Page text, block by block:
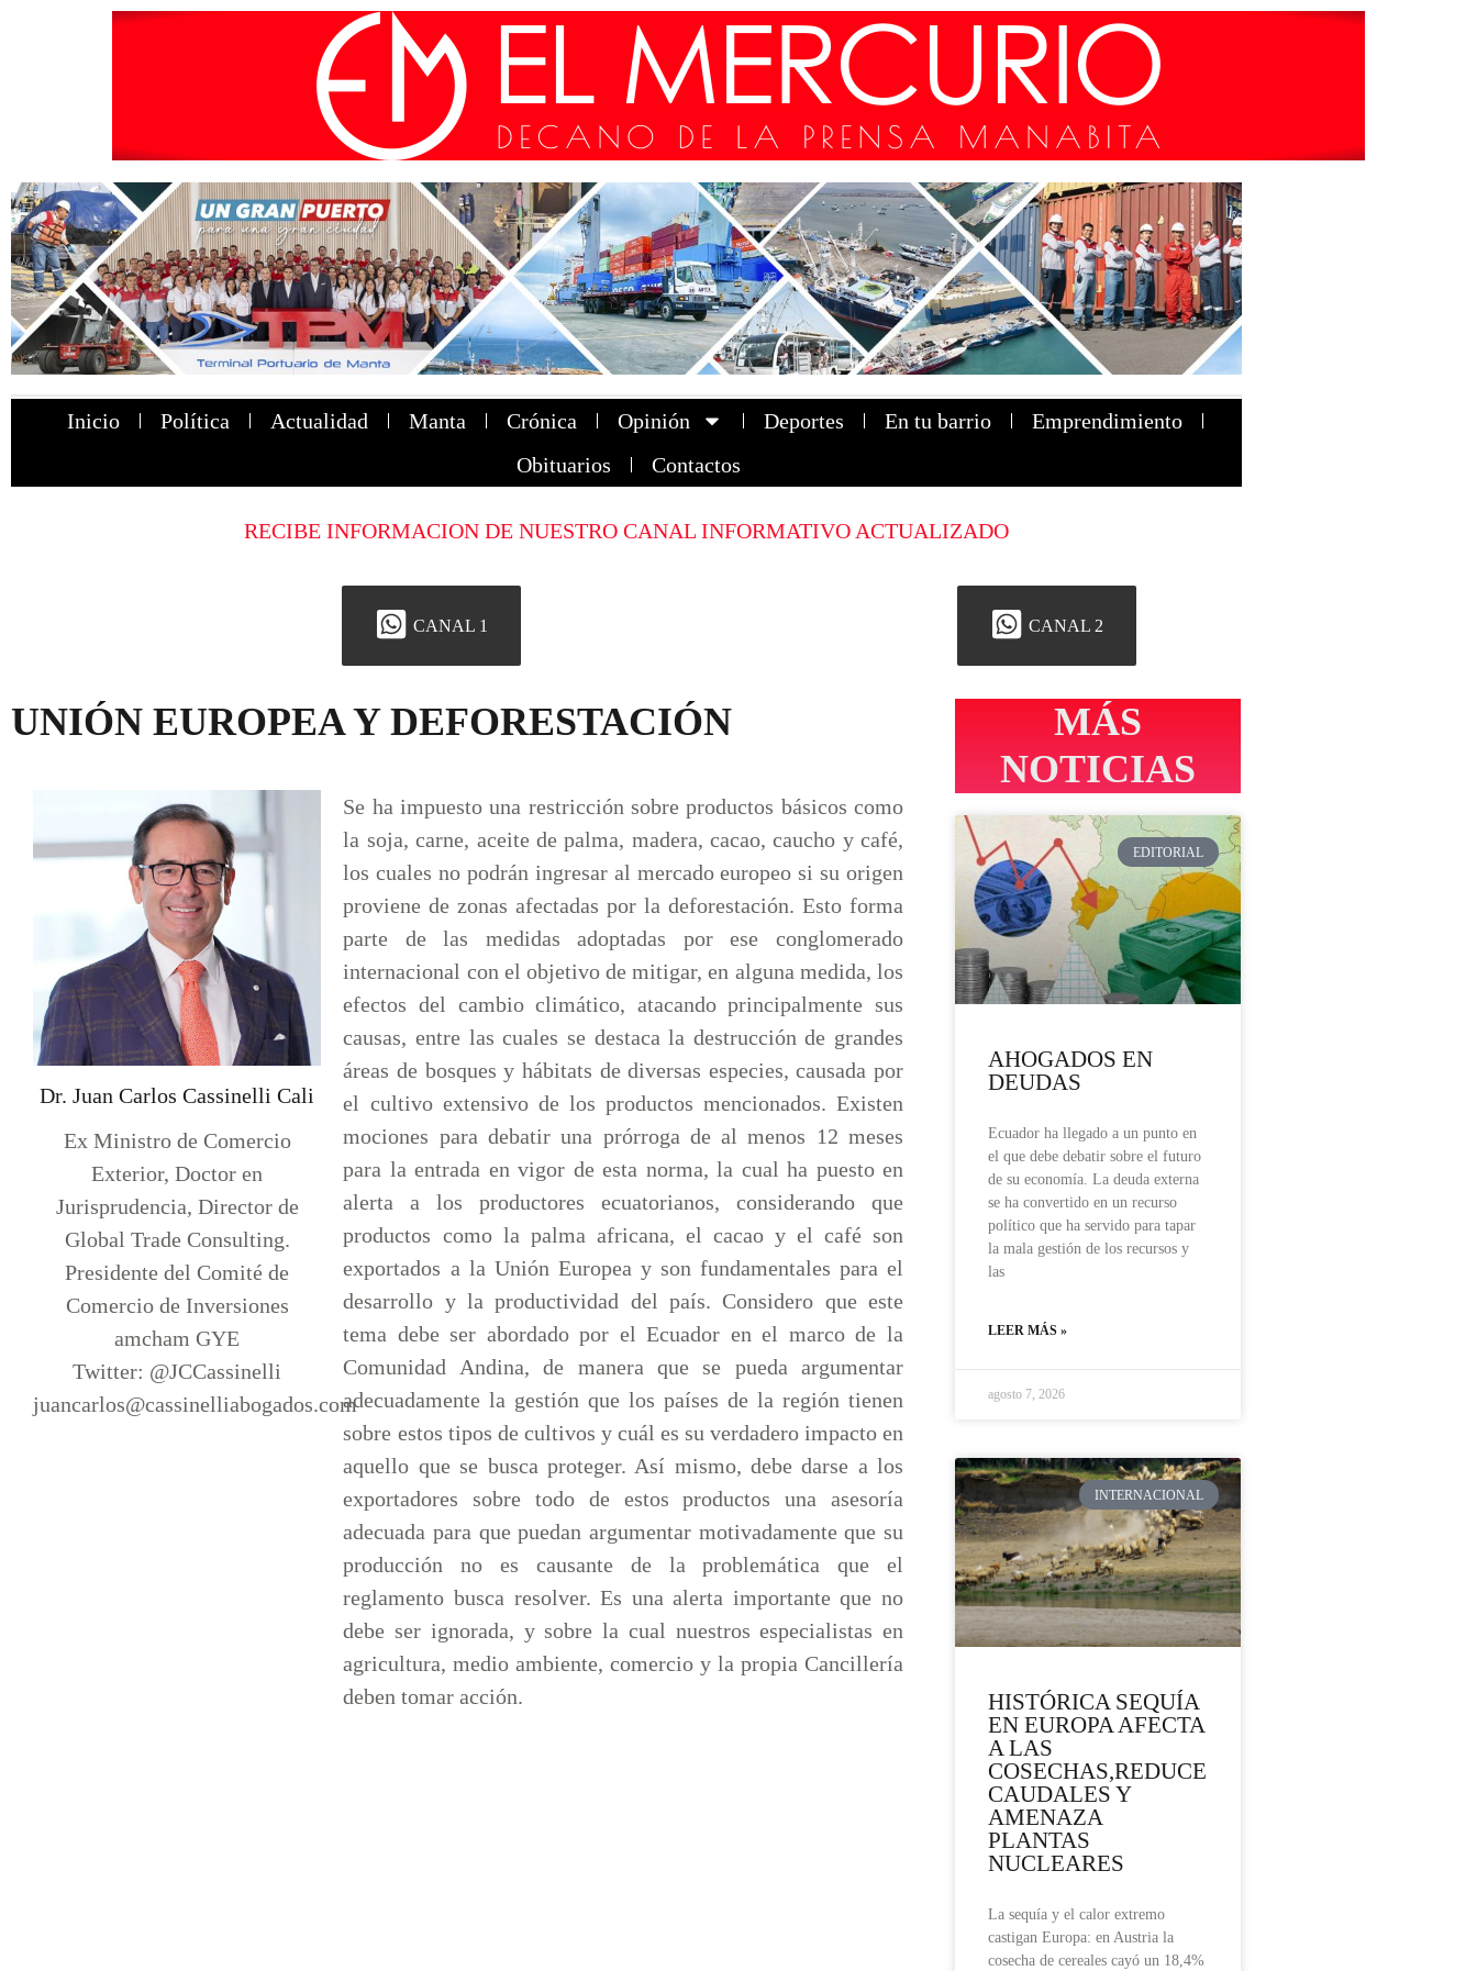
Inicio Política Actualidad Manta Crónica Opinión Deportes En tu barrio
Emprendimiento
Obituarios
Contactos
RECIBE INFORMACION DE NUESTRO CANAL INFORMATIVO ACTUALIZADO
CANAL 1 CANAL 2
UNIÓN EUROPEA Y DEFORESTACIÓN
Dr. Juan Carlos Cassinelli Cali
Ex Ministro de Comercio
Exterior, Doctor en
Jurisprudencia, Director de
Global Trade Consulting.
Presidente del Comité de
Comercio de Inversiones
amcham GYE
Twitter: @JCCassinelli
juancarlos@cassinelliabogados.com
Se ha impuesto una restricción sobre productos básicos como
la soja, carne, aceite de palma, madera, cacao, caucho y café,
los cuales no podrán ingresar al mercado europeo si su origen
proviene de zonas afectadas por la deforestación. Esto forma
parte de las medidas adoptadas por ese conglomerado
internacional con el objetivo de mitigar, en alguna medida, los
efectos del cambio climático, atacando principalmente sus
causas, entre las cuales se destaca la destrucción de grandes
áreas de bosques y hábitats de diversas especies, causada por
el cultivo extensivo de los productos mencionados. Existen
mociones para debatir una prórroga de al menos 12 meses
para la entrada en vigor de esta norma, la cual ha puesto en
alerta a los productores ecuatorianos, considerando que
productos como la palma africana, el cacao y el café son
exportados a la Unión Europea y son fundamentales para el
desarrollo y la productividad del país. Considero que este
tema debe ser abordado por el Ecuador en el marco de la
Comunidad Andina, de manera que se pueda argumentar
adecuadamente la gestión que los países de la región tienen
sobre estos tipos de cultivos y cuál es su verdadero impacto en
aquello que se busca proteger. Así mismo, debe darse a los
exportadores sobre todo de estos productos una asesoría
adecuada para que puedan argumentar motivadamente que su
producción no es causante de la problemática que el
reglamento busca resolver. Es una alerta importante que no
debe ser ignorada, y sobre la cual nuestros especialistas en
agricultura, medio ambiente, comercio y la propia Cancillería
deben tomar acción.
MÁS
NOTICIAS
EDITORIAL
AHOGADOS EN
DEUDAS
Ecuador ha llegado a un punto en
el que debe debatir sobre el futuro
de su economía. La deuda externa
se ha convertido en un recurso
político que ha servido para tapar
la mala gestión de los recursos y
las
LEER MÁS »
agosto 7, 2026
INTERNACIONAL
HISTÓRICA SEQUÍA
EN EUROPA AFECTA
A LAS
COSECHAS,REDUCE
CAUDALES Y
AMENAZA
PLANTAS
NUCLEARES
La sequía y el calor extremo
castigan Europa: en Austria la
cosecha de cereales cayó un 18,4%